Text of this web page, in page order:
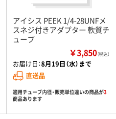
アイシス PEEK 1/4-28UNFメ
スネジ付きアダプター 軟質チ
ューブ
￥3,850（税込）
お届け日：8月19日（水）まで
直送品
適用チューブ内径・販売単位違いの商品が3
商品あります